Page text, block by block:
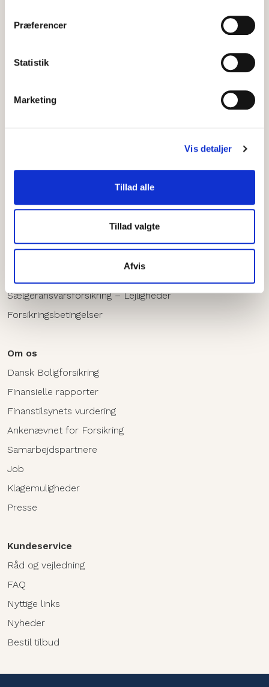
Præferencer
Statistik
Marketing
Vis detaljer
Tillad alle
Tillad valgte
Afvis
Kanalstræde 10, 1.
Sælgeransvarsforsikring – Lejligheder
Forsikringsbetingelser
Om os
Dansk Boligforsikring
Finansielle rapporter
Finanstilsynets vurdering
Ankenævnet for Forsikring
Samarbejdspartnere
Job
Klagemuligheder
Presse
Kundeservice
Råd og vejledning
FAQ
Nyttige links
Nyheder
Bestil tilbud